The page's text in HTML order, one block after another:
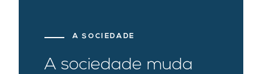
A SOCIEDADE
A sociedade muda